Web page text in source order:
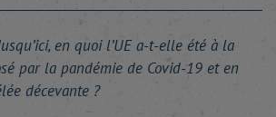
en quoi l’UE a-t-elle été à la
par la pandémie de Covid-19 et en
décevante ?